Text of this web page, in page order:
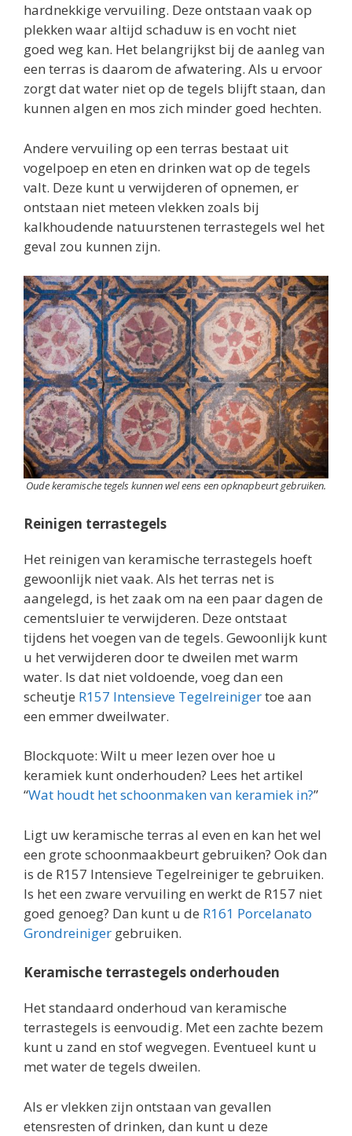
hardnekkige vervuiling. Deze ontstaan vaak op
plekken waar altijd schaduw is en vocht niet
goed weg kan. Het belangrijkst bij de aanleg van
een terras is daarom de afwatering. Als u ervoor
zorgt dat water niet op de tegels blijft staan, dan
kunnen algen en mos zich minder goed hechten.
Andere vervuiling op een terras bestaat uit
vogelpoep en eten en drinken wat op de tegels
valt. Deze kunt u verwijderen of opnemen, er
ontstaan niet meteen vlekken zoals bij
kalkhoudende natuurstenen terrastegels wel het
geval zou kunnen zijn.
Oude keramische tegels kunnen wel eens een opknapbeurt gebruiken.
Reinigen terrastegels
Het reinigen van keramische terrastegels hoeft
gewoonlijk niet vaak. Als het terras net is
aangelegd, is het zaak om na een paar dagen de
cementsluier te verwijderen. Deze ontstaat
tijdens het voegen van de tegels. Gewoonlijk kunt
u het verwijderen door te dweilen met warm
water. Is dat niet voldoende, voeg dan een
scheutje R157 Intensieve Tegelreinigertoe aan
een emmer dweilwater.
Blockquote: Wilt u meer lezen over hoe u
keramiek kunt onderhouden? Lees het artikel
“Wat houdt het schoonmaken van keramiek in?”
Ligt uw keramische terras al even en kan het wel
een grote schoonmaakbeurt gebruiken? Ook dan
is de R157 Intensieve Tegelreiniger te gebruiken.
Is het een zware vervuiling en werkt de R157 niet
goed genoeg? Dan kunt u de R161 Porcelanato
Grondreiniger gebruiken.
Keramische terrastegels onderhouden
Het standaard onderhoud van keramische
terrastegels is eenvoudig. Met een zachte bezem
kunt u zand en stof wegvegen. Eventueel kunt u
met water de tegels dweilen.
Als er vlekken zijn ontstaan van gevallen
etensresten of drinken, dan kunt u deze